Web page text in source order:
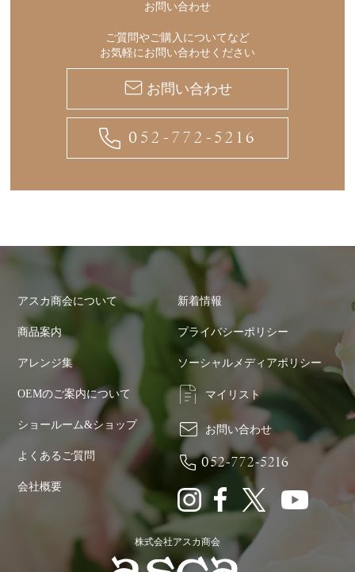
お問い合わせ
ご質問やご購入についてなど
お気軽にお問い合わせください
お問い合わせ
052-772-5216
アスカ商会について
商品案内
アレンジ集
OEMのご案内について
ショールーム&ショップ
よくあるご質問
会社概要
新着情報
プライバシーポリシー
ソーシャルメディアポリシー
マイリスト
お問い合わせ
052-772-5216
株式会社アスカ商会